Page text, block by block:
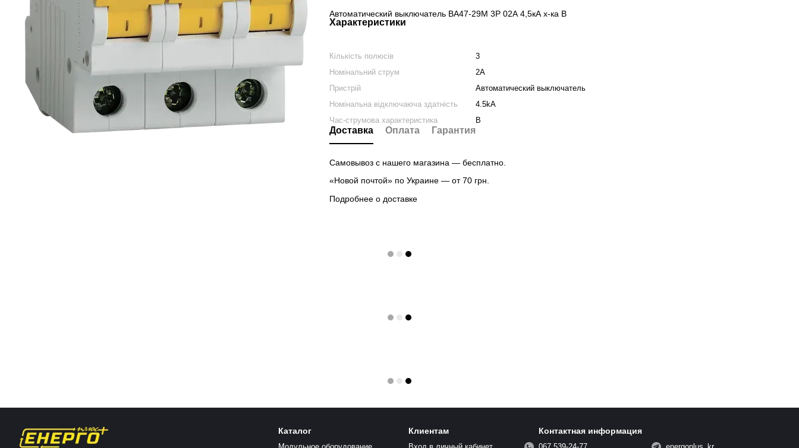
Автоматический выключатель ВА47-29М 3Р 02А 4,5кА х-ка B
Характеристики
Кількість полюсів
3
Номінальний струм
2A
Пристрій
Автоматический выключатель
Номінальна відключаюча здатність
4.5kA
Час-струмова характеристика
B
Доставка Оплата Гарантия
Самовывоз с нашего магазина — бесплатно.
«Новой почтой» по Украине — от 70 грн.
Подробнее о доставке
Каталог Клиентам Контактная информация